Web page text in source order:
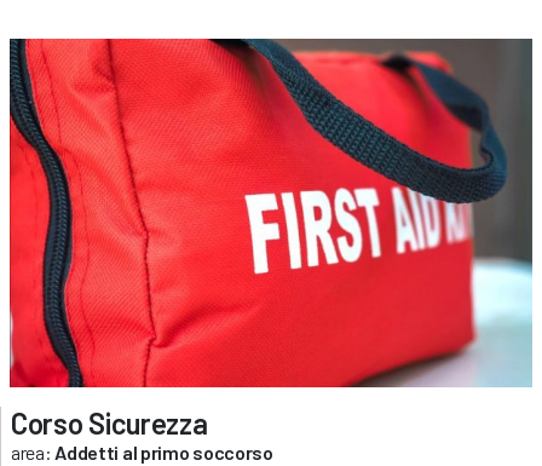
Corso Sicurezza
area: Addetti al primo soccorso